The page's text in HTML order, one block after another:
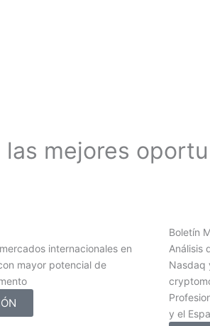
las mejores
internacionales en
mayor potencial de
Boletín
Análisis
Nasdaq
y el